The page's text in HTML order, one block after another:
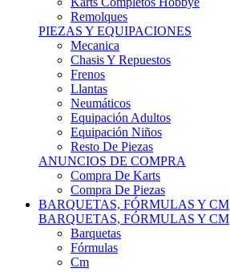
PIEZAS Y EQUIPACIONES
Mecanica
Chasis Y Repuestos
Frenos
Llantas
Neumáticos
Equipación Adultos
Equipación Niños
Resto De Piezas
ANUNCIOS DE COMPRA
Compra De Karts
Compra De Piezas
BARQUETAS, FÓRMULAS Y CM
BARQUETAS, FÓRMULAS Y CM
Barquetas
Fórmulas
Cm
Prototipos